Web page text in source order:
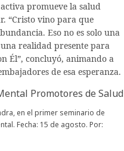
promueve la salud
“Cristo vino para que
Eso no es solo una
realidad presente para
Él”, concluyó, animando a
de esa esperanza.
en el primer seminario de
Fecha: 15 de agosto. Por: